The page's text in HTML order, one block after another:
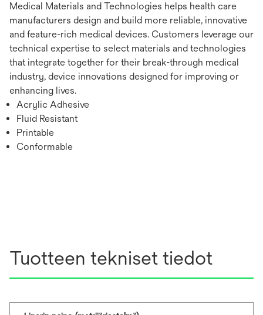
Medical Materials and Technologies helps health care
manufacturers design and build more reliable, innovative
and feature-rich medical devices. Customers leverage our
technical expertise to select materials and technologies
that integrate together for their break-through medical
industry, device innovations designed for improving or
enhancing lives.
Acrylic Adhesive
Fluid Resistant
Printable
Conformable
Tuotteen tekniset tiedot